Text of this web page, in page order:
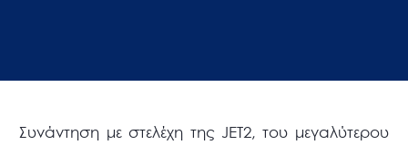
Συνάντηση με στελέχη της JET2, του μεγαλύτερου